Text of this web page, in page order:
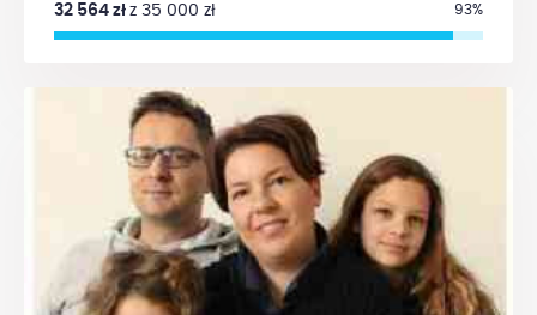
jednak strach przed nawrotem powraca jak
bumerang. Cały czas korzystam z terapii i dzięki
koncie Alivii wykorzystuję na dojazdy i leczenie.
Mam nadzieję, że spotkanie IV stopnia z chorobą
jest już za mną i traumatyczne przeżycia będą za
parę lat tylko wspomnieniem. Dziękuję z całego
serca za wsparcie mojego leczenia:))))
32 564 zł z 35 000 zł 93%